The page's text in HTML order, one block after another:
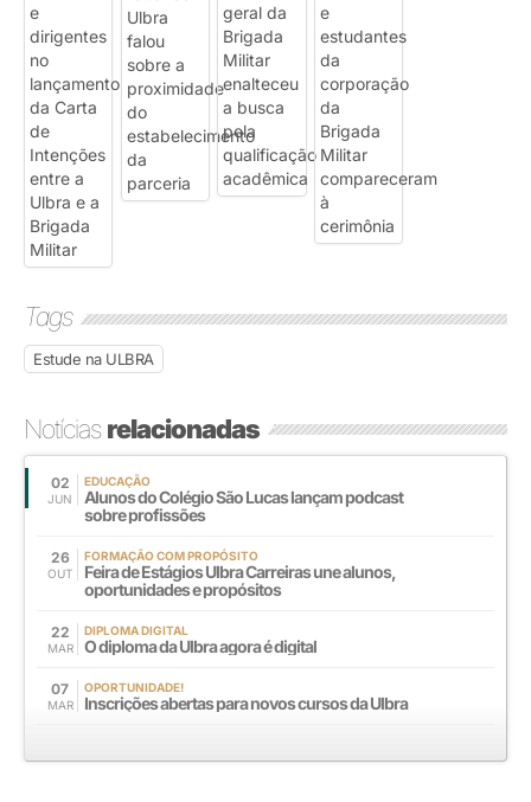
Tags
Estude na ULBRA
Notíciasrelacionadas
02
JUN
EDUCAÇÃO
Alunos do Colégio São Lucas lançam podcast
sobre profissões
26
OUT
FORMAÇÃO COM PROPÓSITO
Feira de Estágios Ulbra Carreiras une alunos,
oportunidades e propósitos
22
MAR
DIPLOMA DIGITAL
O diploma da Ulbra agora é digital
07
MAR
OPORTUNIDADE!
Inscrições abertas para novos cursos da Ulbra